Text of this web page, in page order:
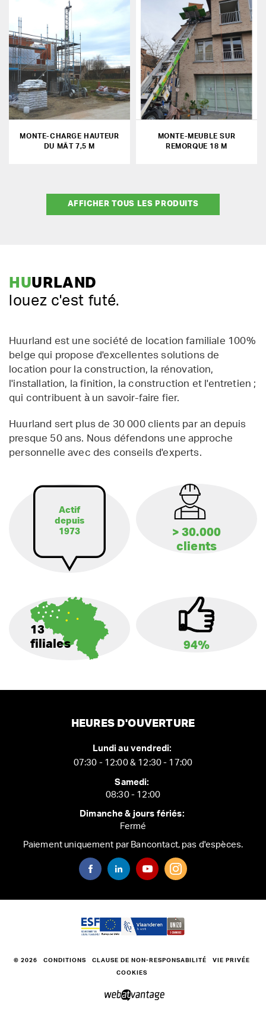
MONTE-CHARGE HAUTEUR
DU MÂT 7,5 M
MONTE-MEUBLE SUR
REMORQUE 18 M
AFFICHER TOUS LES PRODUITS
HUURLAND
louez c'est futé.
Huurland est une société de location familiale 100%
belge qui propose d'excellentes solutions de
location pour la construction, la rénovation,
l'installation, la finition, la construction et l'entretien ;
qui contribuent à un savoir-faire fier.
Huurland sert plus de 30 000 clients par an depuis
presque 50 ans. Nous défendons une approche
personnelle avec des conseils d'experts.
Actif
depuis
1973
> 30.000
clients
13
filiales
94%
HEURES D'OUVERTURE
Lundi au vendredi:
07:30 - 12:00 & 12:30 - 17:00
Samedi:
08:30 - 12:00
Dimanche & jours fériés:
Fermé
Paiement uniquement par Bancontact, pas d'espèces.
© 2026 CONDITIONS CLAUSE DE NON-RESPONSABILITÉ VIE PRIVÉE
COOKIES